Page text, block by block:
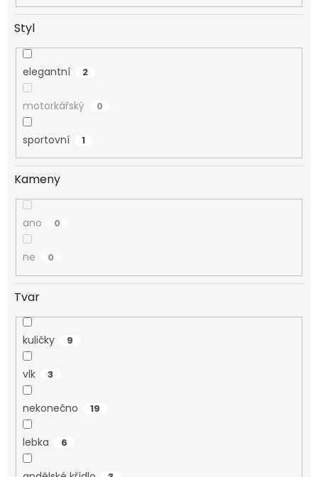
Styl
elegantní 2
motorkářský 0
sportovní 1
Kameny
ano 0
ne 0
Tvar
kuličky 9
vlk 3
nekonečno 19
lebka 6